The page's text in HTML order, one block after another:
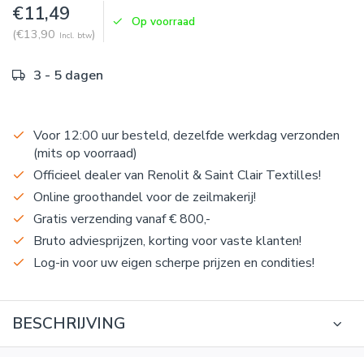
€11,49
(€13,90 Incl. btw)
Op voorraad
3 - 5 dagen
Voor 12:00 uur besteld, dezelfde werkdag verzonden
(mits op voorraad)
Officieel dealer van Renolit & Saint Clair Textilles!
Online groothandel voor de zeilmakerij!
Gratis verzending vanaf € 800,-
Bruto adviesprijzen, korting voor vaste klanten!
Log-in voor uw eigen scherpe prijzen en condities!
BESCHRIJVING